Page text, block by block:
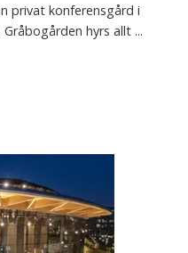
privat konferensgård i
hyrs allt ...